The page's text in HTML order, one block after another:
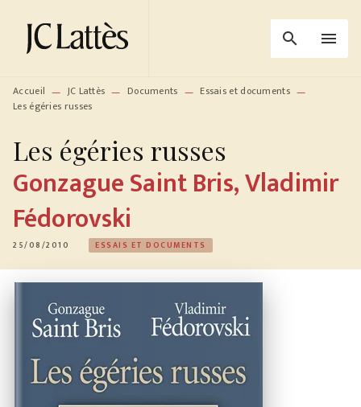
MENU RECHERCHE
PIED DE PAGE
search menu
Accueil — JC Lattès — Documents — Essais et documents —
Les égéries russes
Les égéries russes
Gonzague Saint Bris,Vladimir
Fédorovski
25/08/2010 ESSAIS ET DOCUMENTS